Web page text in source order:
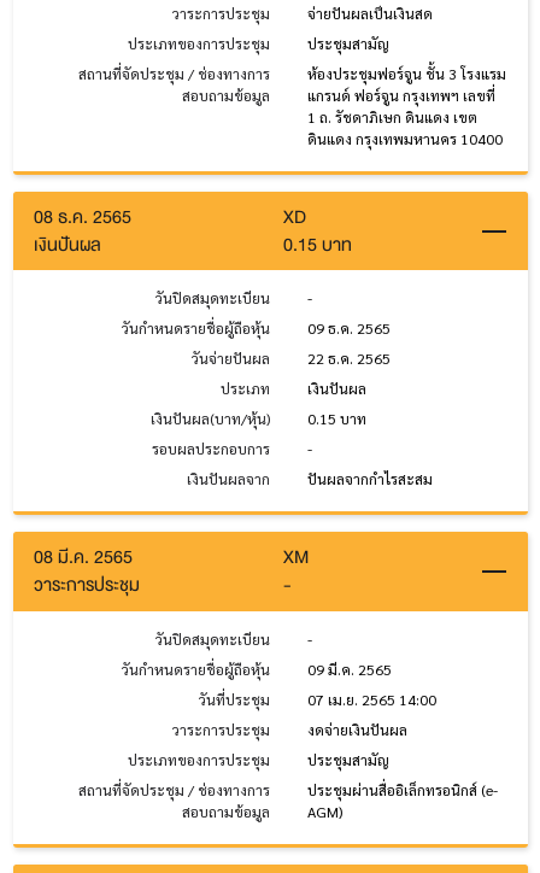
วาระการประชุม
จ่ายปันผลเป็นเงินสด
ประเภทของการประชุม
ประชุมสามัญ
สถานที่จัดประชุม / ช่องทางการ
สอบถามข้อมูล
ห้องประชุมฟอร์จูน ชั้น 3 โรงแรม
แกรนด์ ฟอร์จูน กรุงเทพฯ เลขที่
1 ถ. รัชดาภิเษก ดินแดง เขต
ดินแดง กรุงเทพมหานคร 10400
08 ธ.ค. 2565
XD
เงินปันผล
0.15 บาท
วันปิดสมุดทะเบียน
-
วันกำหนดรายชื่อผู้ถือหุ้น
09 ธ.ค. 2565
วันจ่ายปันผล
22 ธ.ค. 2565
ประเภท
เงินปันผล
เงินปันผล(บาท/หุ้น)
0.15 บาท
รอบผลประกอบการ
-
เงินปันผลจาก
ปันผลจากกำไรสะสม
08 มี.ค. 2565
XM
วาระการประชุม
-
วันปิดสมุดทะเบียน
-
วันกำหนดรายชื่อผู้ถือหุ้น
09 มี.ค. 2565
วันที่ประชุม
07 เม.ย. 2565 14:00
วาระการประชุม
งดจ่ายเงินปันผล
ประเภทของการประชุม
ประชุมสามัญ
สถานที่จัดประชุม / ช่องทางการ
สอบถามข้อมูล
ประชุมผ่านสื่ออิเล็กทรอนิกส์ (e-
AGM)